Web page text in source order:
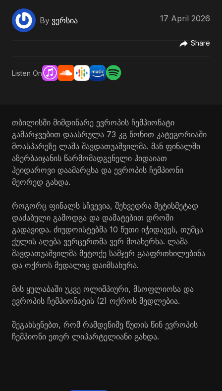
By ვერსია 17 April 2026
Share
Listen On
თბილისში მიმდინარე ევროპის ჩემპიონატი
გამარჯვებით დაასრულა 73 კგ წონით კატეგორიაში
მოასპარეზე ლაშა შავდათუაშვილმა. მან ფინალში
აზერბაიჯანის წარმომადგენელი ჰიდაიათ
ჰეიდაროვი დაამარცხა და ევროპის ჩემპიონი
მეორედ გახდა.
როგორც ფინალს სჩვევია, შეხვედრა მეტისმეტად
დაძაბული გამოდგა და დამატებით დროში
გადავიდა. ძიუდოისტებმა 10 წუთი იჭიდავეს, თუმცა
ქულის აღება ვერცერთმა ვერ მოახერხა. ლაშა
შავდათუაშვილმა მეტოქე სამჯერ გააფრთხილებინა
და ოქროს მედალიც დაიმსახურა.
მის ყულაბაში უკვე ოლიმპიური, მსოფლიოსა და
ევროპის ჩემპიონატის (2) ოქროს მედლებია.
შეგახსენებთ, რომ რამდენიმე წუთის წინ ევროპის
ჩემპიონი ეთერ ლიპარტელიანი გახდა.